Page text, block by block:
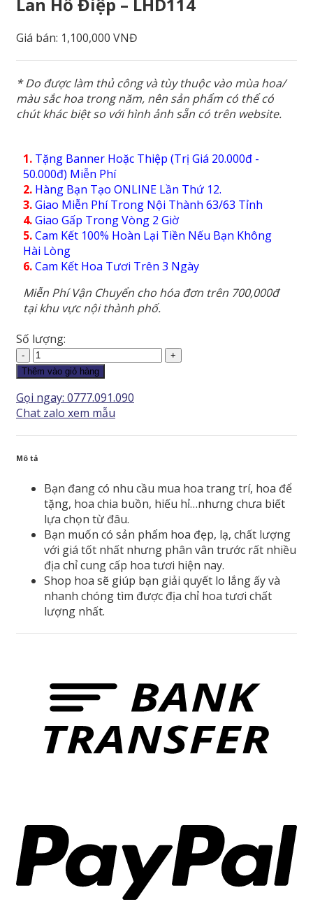
Lan Hồ Điệp – LHD114
Giá bán: 1,100,000 VNĐ
* Do được làm thủ công và tùy thuộc vào mùa hoa/
màu sắc hoa trong năm, nên sản phẩm có thể có
chút khác biệt so với hình ảnh sẵn có trên website.
1. Tặng Banner Hoặc Thiệp (Trị Giá 20.000đ -
50.000đ) Miễn Phí
2. Hàng Bạn Tạo ONLINE Lần Thứ 12.
3.Giao Miễn Phí Trong Nội Thành 63/63 Tỉnh
4.Giao Gấp Trong Vòng 2 Giờ
5.Cam Kết 100% Hoàn Lại Tiền Nếu Bạn Không
Hài Lòng
6.Cam Kết Hoa Tươi Trên 3 Ngày
Miễn Phí Vận Chuyển cho hóa đơn trên 700,000đ
tại khu vực nội thành phố.
Số lượng:
Lan
Hồ
-
LHD114
Thêm vào giỏ hàng
Gọi ngay: 0777.091.090
Chat zalo xem mẫu
Mô tả
Bạn đang có nhu cầu mua hoa trang trí, hoa để
tặng, hoa chia buồn, hiếu hỉ…nhưng chưa biết
lựa chọn từ đâu.
Bạn muốn có sản phẩm hoa đẹp, lạ, chất lượng
với giá tốt nhất nhưng phân vân trước rất nhiều
địa chỉ cung cấp hoa tươi hiện nay.
Shop hoa sẽ giúp bạn giải quyết lo lắng ấy và
nhanh chóng tìm được địa chỉ hoa tươi chất
lượng nhất.